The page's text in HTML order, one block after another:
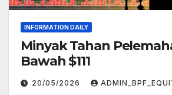
INFORMATION DAILY
Minyak Tahan
Bawah $111
20/05/2026